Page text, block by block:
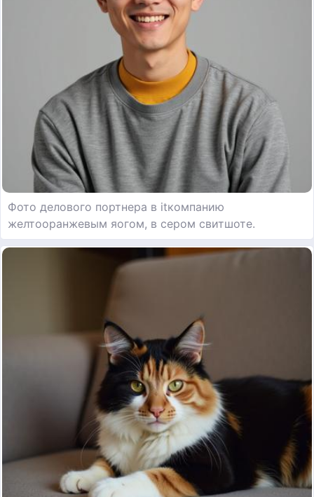
Фото делового портнера в itкомпанию
желтооранжевым яогом, в сером свитшоте.